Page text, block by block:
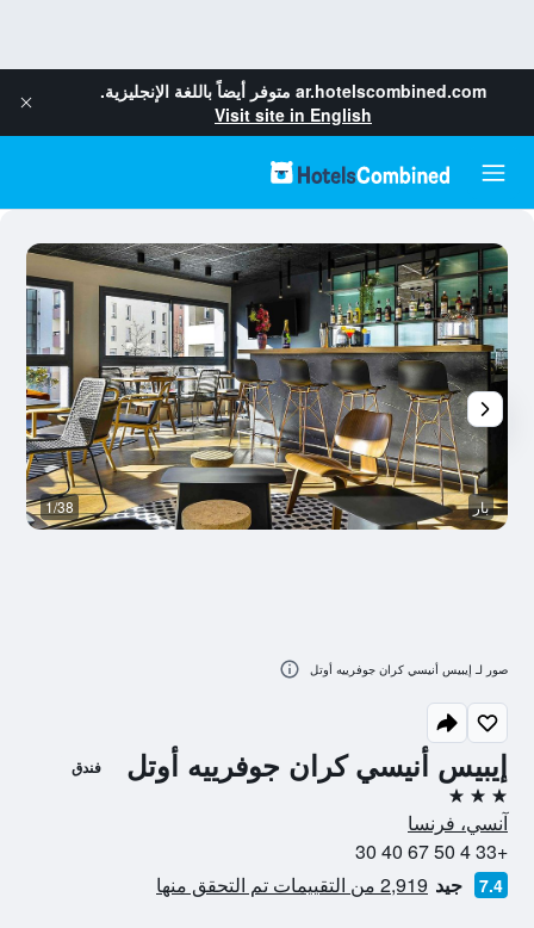
ar.hotelscombined.com متوفر أيضاً باللغة الإنجليزية.
Visit site in English
إيبيس أنيسي كران جوفرييه أوتل فندق
3 نجوم
آنسي، فرنسا
+33 4 50 67 40 30
7.4 جيد 2,919 من التقييمات تم التحقق منها
بار 1/38
صور لـ إيبيس أنيسي كران جوفرييه أوتل